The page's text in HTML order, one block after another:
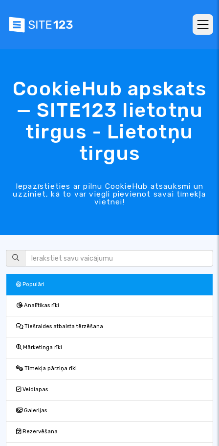
CookieHub apskats
— SITE123 lietotņu
tirgus - Lietotņu
tirgus
Iepazīstieties ar pilnu CookieHub atsauksmi un
uzziniet, kā to var viegli pievienot savai tīmekļa
vietnei!
Populāri
Analītikas rīki
Tiešraides atbalsta tērzēšana
Mārketinga rīki
Tīmekļa pārziņa rīki
Veidlapas
Galerijas
Rezervēšana